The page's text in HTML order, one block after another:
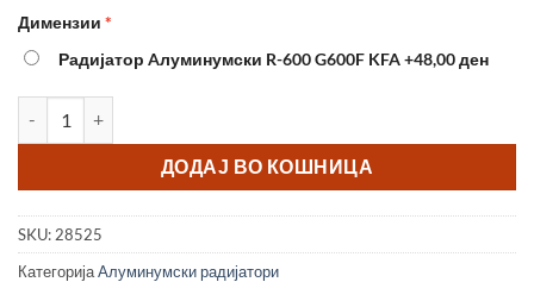
Димензии
Радијатор Aлуминумски R-600 G600F KFA+48,00 ден
ДОДАЈ ВО КОШНИЦА
SKU: 28525
КатегоријаAлуминумски радијатори